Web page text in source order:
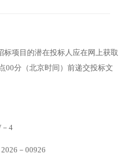
项目的潜在投标人应在网上获取
00分（北京时间）前递交投标文
4
－00926